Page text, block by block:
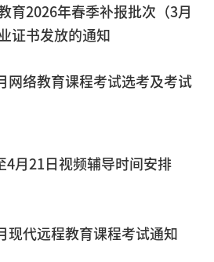
育2026年春季补报批次（3月
证书发放的通知
网络教育课程考试选考及考试
4月21日视频辅导时间安排
现代远程教育课程考试通知